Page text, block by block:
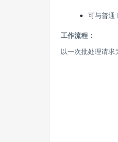
可与普通
工作流程：
以一次批处理请求